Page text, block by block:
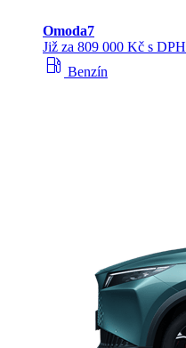
Omoda7
Již za 809 000 Kč s DPH
local_gas_station Benzín